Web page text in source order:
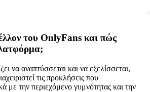
του OnlyFans και πώς
να αναπτύσσεται και να εξελίσσεται,
τις προκλήσεις που
με την περιεχόμενο γυμνότητας και την